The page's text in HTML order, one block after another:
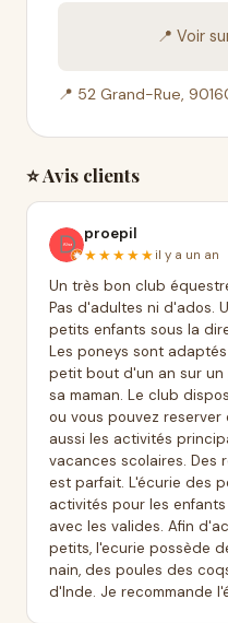
📍 Voir
📍 52 Grand-Rue,
⭐ Avis clients
proepil
★★★★★ il y a un an
Un très bon club
Pas d'adultes ni d'ados.
petits enfants sous la
Les poneys sont
petit bout d'un an sur
sa maman. Le club
ou vous pouvez reserver
aussi les activités
vacances scolaires. Des
est parfait. L'écurie des
activités pour les
avec les valides. Afin
petits, l'ecurie possède
nain, des poules des
d'Inde. Je recommande